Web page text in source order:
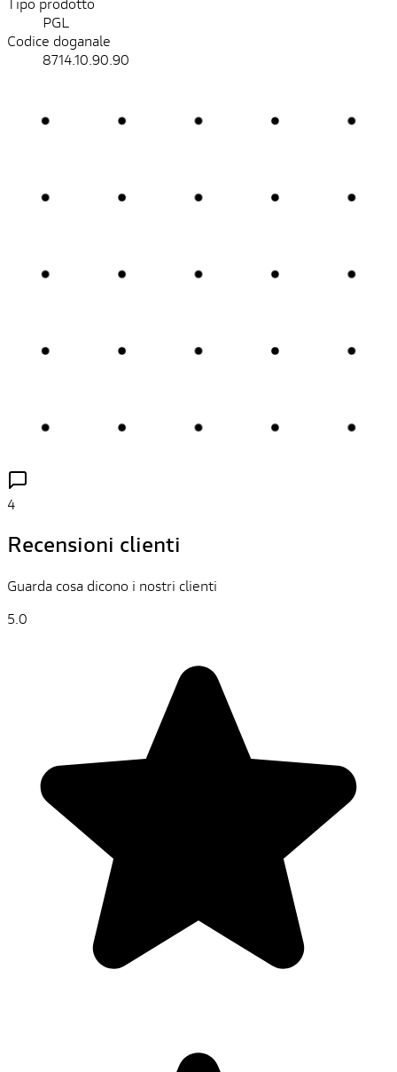
PGL
Codice doganale
8714.10.90.90
4
Recensioni clienti
Guarda cosa dicono i nostri clienti
5.0